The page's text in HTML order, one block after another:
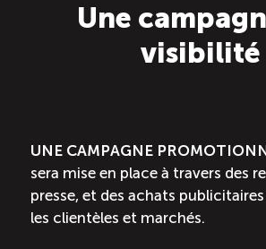
Une
visibilité
UNE CAMPAGNE
sera mise en place à travers des
presse, et des achats
les clientèles et marchés.